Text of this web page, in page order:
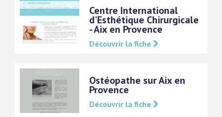
Centre International
d'Esthétique Chirurgicale
- Aix en Provence
Découvrir la fiche
Ostéopathe sur Aix en
Provence
Découvrir la fiche